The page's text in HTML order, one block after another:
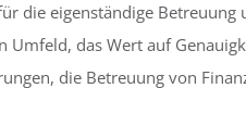
die eigenständige
das Wert auf
die Betreuung von